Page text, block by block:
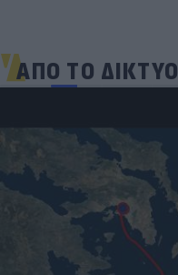
ΑΠΟ ΤΟ ΔΙΚΤΥΟ